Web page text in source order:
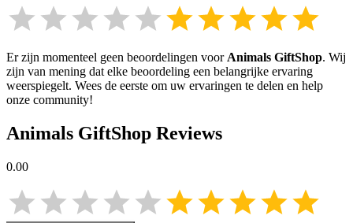
Er zijn momenteel geen beoordelingen voorAnimals GiftShop. Wij
zijn van mening dat elke beoordeling een belangrijke ervaring
weerspiegelt. Wees de eerste om uw ervaringen te delen en help
onze community!
Animals GiftShop Reviews
0.00